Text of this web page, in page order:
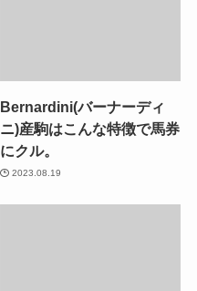
Bernardini(バーナーディ
ニ)産駒はこんな特徴で馬券
にクル。
2023.08.19